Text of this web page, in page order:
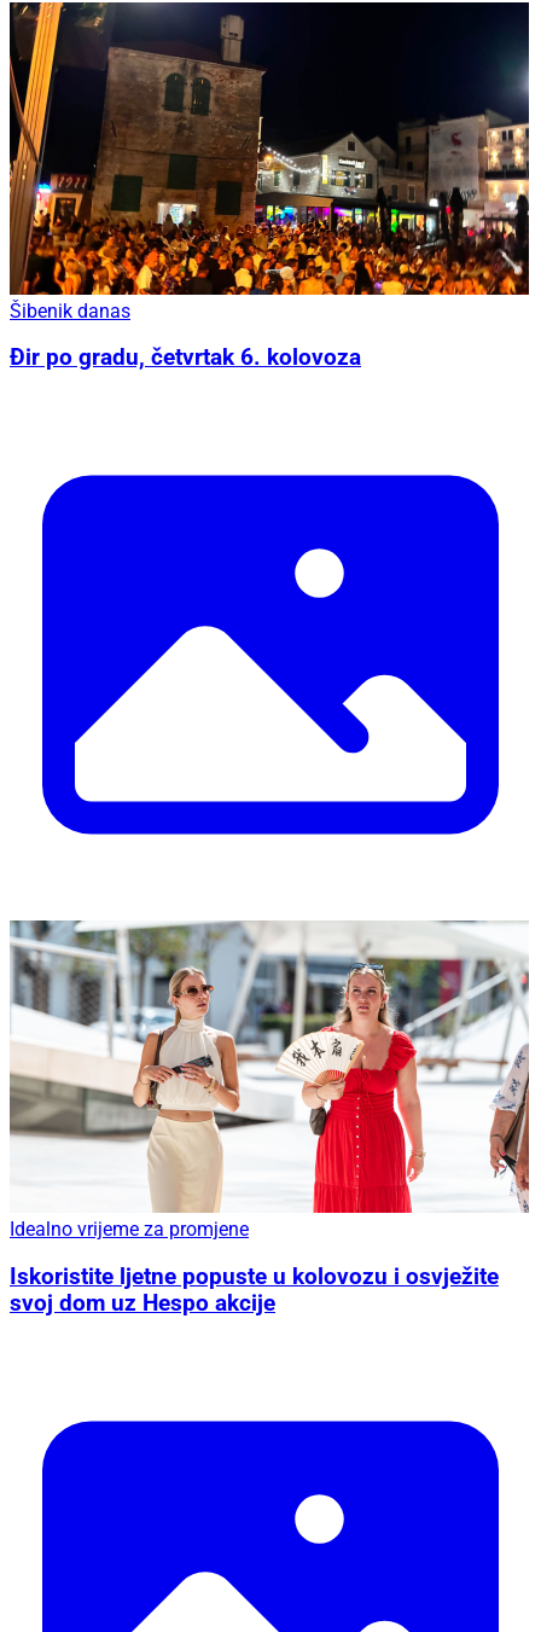
Šibenik danas
Đir po gradu, četvrtak 6. kolovoza
Idealno vrijeme za promjene
Iskoristite ljetne popuste u kolovozu i osvježite
svoj dom uz Hespo akcije